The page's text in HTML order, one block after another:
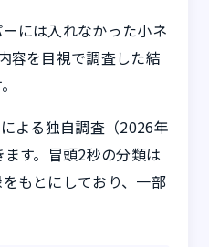
には入れなかった小ネ
容を目視で調査した結
よる独自調査（2026年
す。冒頭2秒の分類は
もとにしており、一部